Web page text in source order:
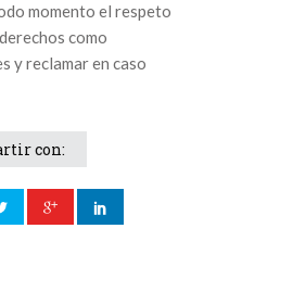
momento el respeto
como
y reclamar en caso
con: